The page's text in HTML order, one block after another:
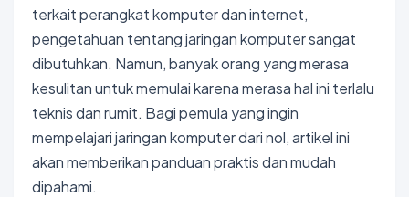
terkait perangkat komputer dan internet,
pengetahuan tentang jaringan komputer sangat
dibutuhkan. Namun, banyak orang yang merasa
kesulitan untuk memulai karena merasa hal ini terlalu
teknis dan rumit. Bagi pemula yang ingin
mempelajari jaringan komputer dari nol, artikel ini
akan memberikan panduan praktis dan mudah
dipahami.